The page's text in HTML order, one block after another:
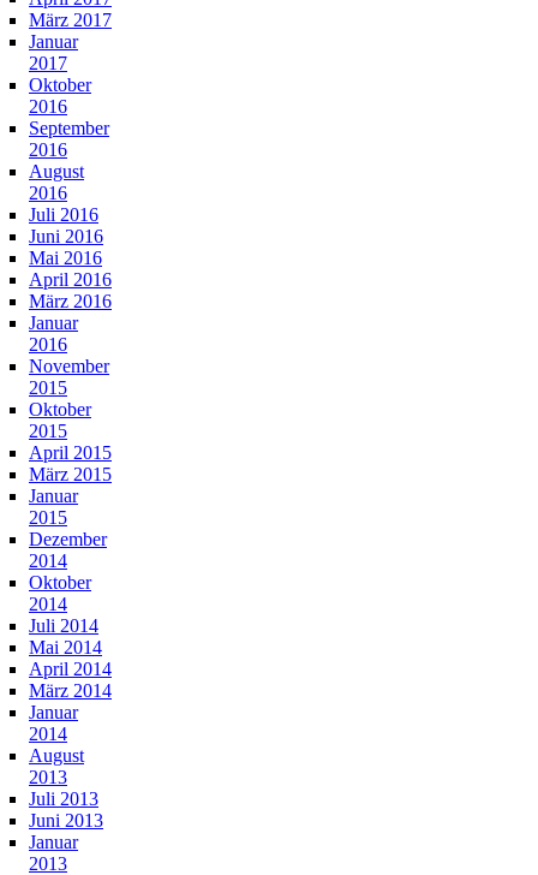
März 2017
Januar
2017
Oktober
2016
September
2016
August
2016
Juli 2016
Juni 2016
Mai 2016
April 2016
März 2016
Januar
2016
November
2015
Oktober
2015
April 2015
März 2015
Januar
2015
Dezember
2014
Oktober
2014
Juli 2014
Mai 2014
April 2014
März 2014
Januar
2014
August
2013
Juli 2013
Juni 2013
Januar
2013